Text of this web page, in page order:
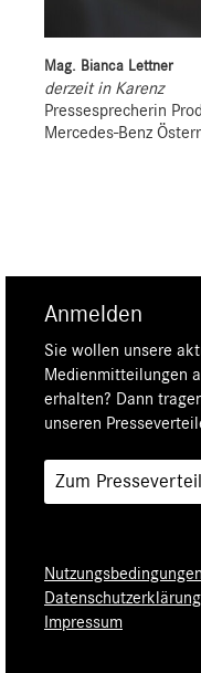
Mag. Bianca Lettner
derzeit in Karenz
Pressesprecherin
Mercedes-Benz
Anmelden
Sie wollen unsere
Medienmitteilungen
erhalten? Dann
unseren
Zum
Nutzungsbedingungen
Datenschutzerklärung
Impressum